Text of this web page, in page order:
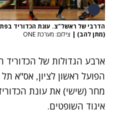
הדרבי של ראשל"צ. עונת הכדוריד
(מתן להב) | צילום: מערכת ONE
ארבע הגדולות של הכדוריד
הפועל ראשון לציון, אס"א
מחר (שישי) את עונת
איגוד השופטים.